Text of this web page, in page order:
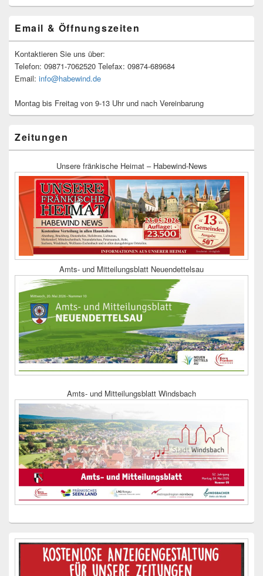
Email & Öffnungszeiten
Kontaktieren Sie uns über:
Telefon: 09871-7062520 Telefax: 09874-689684
Email: info@habewind.de
Montag bis Freitag von 9-13 Uhr und nach Vereinbarung
Zeitungen
Unsere fränkische Heimat – Habewind-News
Amts- und Mitteilungsblatt Neuendettelsau
Amts- und Mitteilungsblatt Windsbach